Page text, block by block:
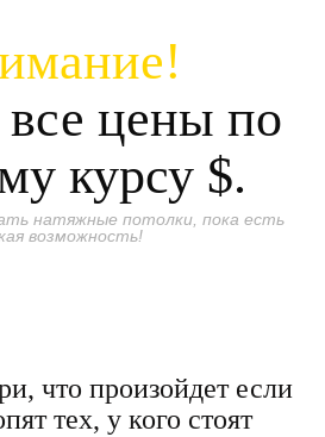
цены по
курсу $.
натяжные потолки, пока есть
возможность!
что произойдет если
тех, у кого стоят